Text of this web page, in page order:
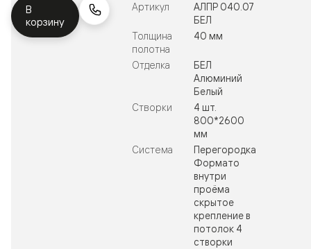
В
корзину
Артикул
АЛПР 040.07
БЕЛ
Толщина
полотна
40 мм
Отделка
БЕЛ
Алюминий
Белый
Створки
4 шт.
800*2600
мм
Система
Перегородка
Формато
внутри
проёма
скрытое
крепление в
потолок 4
створки